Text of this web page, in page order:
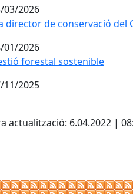
03/2026
director de conservació del
director de conservació del
01/2026
forestal sostenible
forestal sostenible
11/2025
actualització: 6.04.2022 |